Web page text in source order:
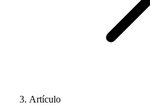
Artículo